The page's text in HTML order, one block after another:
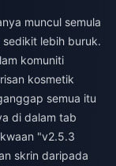
muncul semula
lebih buruk.
komuniti
kosmetik
semua itu
di dalam tab
"v2.5.3
skrin daripada